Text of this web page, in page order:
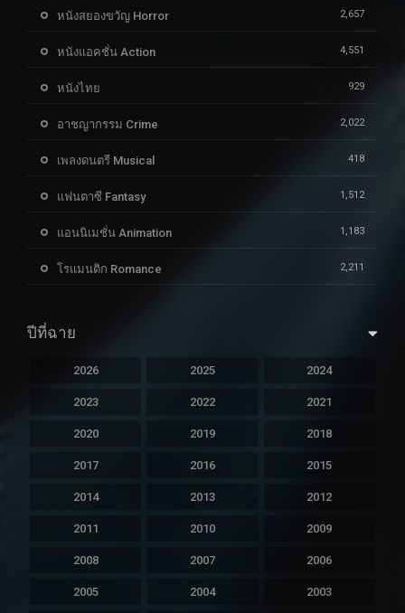
หนังสยองขวัญ Horror 2,657
หนังแอคชั่น Action 4,551
หนังไทย 929
อาชญากรรม Crime 2,022
เพลงดนตรี Musical 418
แฟนตาซี Fantasy 1,512
แอนนิเมชั่น Animation 1,183
โรแมนติก Romance 2,211
ปีที่ฉาย
2026 2025 2024
2023 2022 2021
2020 2019 2018
2017 2016 2015
2014 2013 2012
2011 2010 2009
2008 2007 2006
2005 2004 2003